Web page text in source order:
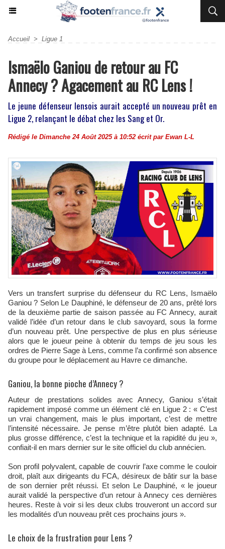
Accueil > Ligue 1
Ismaëlo Ganiou de retour au FC
Annecy ? Agacement au RC Lens !
Le jeune défenseur lensois aurait accepté un nouveau prêt en
Ligue 2, relançant le débat chez les Sang et Or.
Rédigé le Dimanche 24 Août 2025 à 10:52 écrit par Ewan L-L
Vers un transfert surprise du défenseur du RC Lens, Ismaëlo
Ganiou ? Selon Le Dauphiné, le défenseur de 20 ans, prêté lors
de la deuxième partie de saison passée au FC Annecy, aurait
validé l’idée d’un retour dans le club savoyard, sous la forme
d’un nouveau prêt. Une perspective de plus en plus sérieuse
alors que le joueur peine à obtenir du temps de jeu sous les
ordres de Pierre Sage à Lens, comme l’a confirmé son absence
du groupe pour le déplacement au Havre ce dimanche.
Ganiou, la bonne pioche d’Annecy ?
Auteur de prestations solides avec Annecy, Ganiou s’était
rapidement imposé comme un élément clé en Ligue 2 : « C’est
un vrai changement, mais le plus important, c’est de mettre
l’intensité nécessaire. Je pense m’être plutôt bien adapté. La
plus grosse différence, c’est la technique et la rapidité du jeu »,
confiait-il en mars dernier sur le site officiel du club annécien.
Son profil polyvalent, capable de couvrir l’axe comme le couloir
droit, plaît aux dirigeants du FCA, désireux de bâtir sur la base
de son dernier prêt réussi. Et selon Le Dauphiné, « le joueur
aurait validé la perspective d’un retour à Annecy ces dernières
heures. Reste à voir si les deux clubs trouveront un accord sur
les modalités d’un nouveau prêt ces prochains jours ».
Le choix de la frustration pour Lens ?